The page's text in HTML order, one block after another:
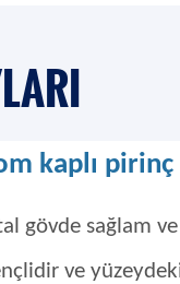
kaplı pirinç
gövde sağlam ve
ve